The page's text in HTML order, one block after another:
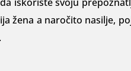
žena a naročito nasilje,